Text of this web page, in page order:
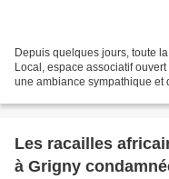
Depuis quelques jours, toute
Local, espace associatif
une ambiance sympathique et
Les racailles
à Grigny